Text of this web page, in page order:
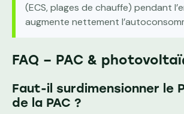
(ECS, plages de chauffe) pendant
augmente nettement
FAQ – PAC &
Faut-il surdimensionner le
de la PAC ?